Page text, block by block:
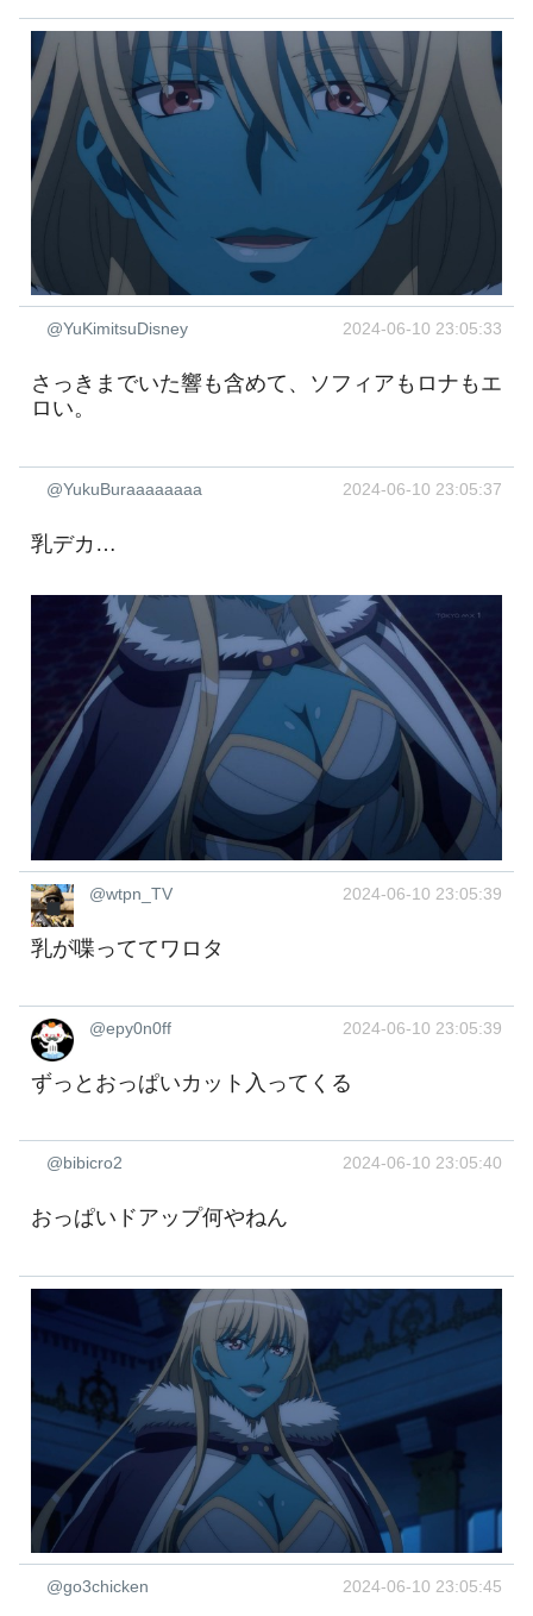
@YuKimitsuDisney 2024-06-10 23:05:33
さっきまでいた響も含めて、ソフィアもロナもエ
ロい。
@YukuBuraaaaaaaa 2024-06-10 23:05:37
乳デカ…
@wtpn_TV 2024-06-10 23:05:39
乳が喋っててワロタ
@epy0n0ff 2024-06-10 23:05:39
ずっとおっぱいカット入ってくる
@bibicro2 2024-06-10 23:05:40
おっぱいドアップ何やねん
@go3chicken 2024-06-10 23:05:45